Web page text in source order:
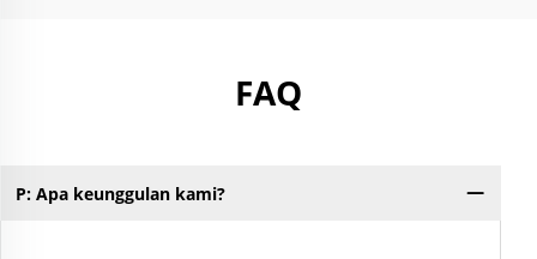
FAQ
P: Apa keunggulan kami?